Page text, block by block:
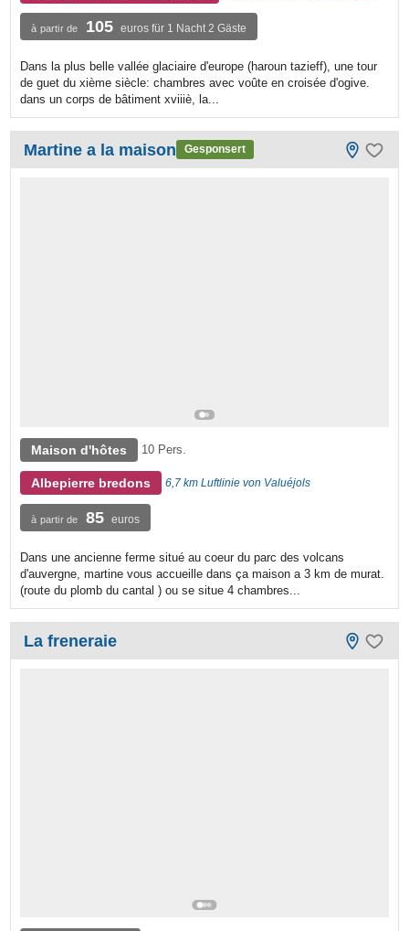
à partir de 105 euros für 1 Nacht 2 Gäste
Dans la plus belle vallée glaciaire d'europe (haroun tazieff), une tour
de guet du xième siècle: chambres avec voûte en croisée d'ogive.
dans un corps de bâtiment xviiiè, la...
Martine a la maison Gesponsert
Maison d'hôtes 10 Pers.
Albepierre bredons 6,7 km Luftlinie von Valuéjols
à partir de 85 euros
Dans une ancienne ferme situé au coeur du parc des volcans
d'auvergne, martine vous accueille dans ça maison a 3 km de murat.
(route du plomb du cantal ) ou se situe 4 chambres...
La freneraie